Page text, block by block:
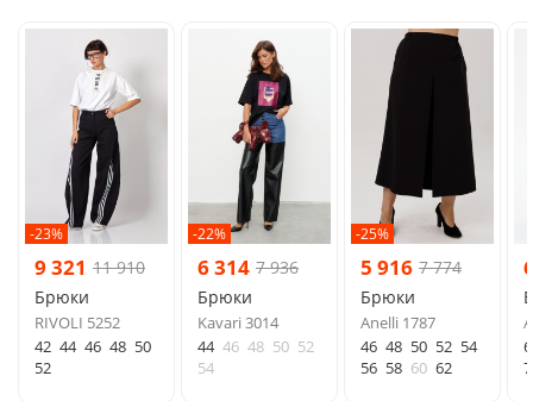
-23%
9 321 11 910
Брюки
RIVOLI 5252
42 44 46 48 50
52
-22%
6 314 7 936
Брюки
Kavari 3014
44 46 48 50 52
54
-25%
5 916 7 774
Брюки
Anelli 1787
46 48 50 52 54
56 58 60 62